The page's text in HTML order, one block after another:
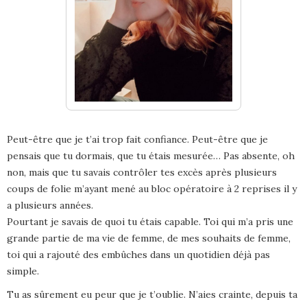
Peut-être que je t’ai trop fait confiance. Peut-être que je
pensais que tu dormais, que tu étais mesurée… Pas absente, oh
non, mais que tu savais contrôler tes excès après plusieurs
coups de folie m’ayant mené au bloc opératoire à 2 reprises il y
a plusieurs années.
Pourtant je savais de quoi tu étais capable. Toi qui m’a pris une
grande partie de ma vie de femme, de mes souhaits de femme,
toi qui a rajouté des embûches dans un quotidien déjà pas
simple.
Tu as sûrement eu peur que je t’oublie. N’aies crainte, depuis ta